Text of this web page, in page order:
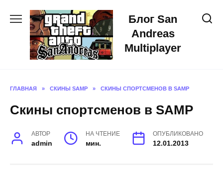
Блог San
Andreas
Multiplayer
ГЛАВНАЯ » СКИНЫ SAMP » СКИНЫ СПОРТСМЕНОВ В SAMP
Скины спортсменов в SAMP
АВТОР
admin
НА ЧТЕНИЕ
мин.
ОПУБЛИКОВАНО
12.01.2013